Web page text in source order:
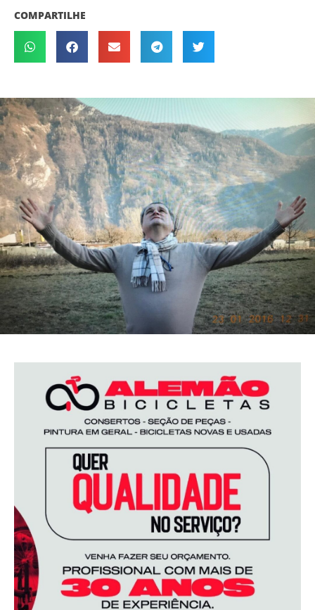
COMPARTILHE